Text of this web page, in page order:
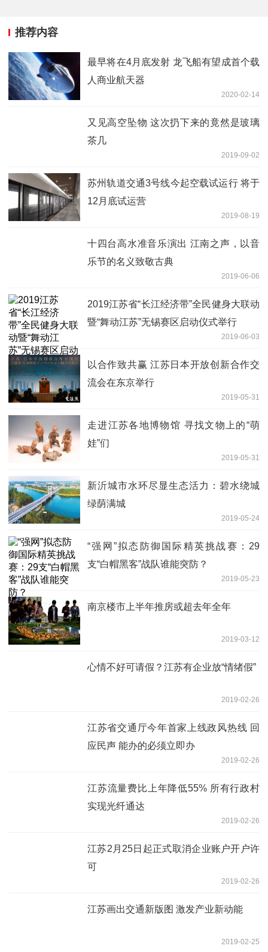
推荐内容
最早将在4月底发射 龙飞船有望成首个载
人商业航天器
2020-02-14
又见高空坠物 这次扔下来的竟然是玻璃
茶几
2019-09-02
苏州轨道交通3号线今起空载试运行 将于
12月底试运营
2019-08-19
十四台高水准音乐演出 江南之声，以音
乐节的名义致敬古典
2019-06-06
2019江苏省“长江经济带”全民健身大联动
暨“舞动江苏”无锡赛区启动仪式举行
2019-06-03
以合作致共赢 江苏日本开放创新合作交
流会在东京举行
2019-05-31
走进江苏各地博物馆 寻找文物上的“萌
娃”们
2019-05-31
新沂城市水环尽显生态活力：碧水绕城
绿荫满城
2019-05-24
“强网”拟态防御国际精英挑战赛：29
支“白帽黑客”战队谁能突防？
2019-05-23
南京楼市上半年推房或超去年全年
2019-03-12
心情不好可请假？江苏有企业放“情绪假”
2019-02-26
江苏省交通厅今年首家上线政风热线 回
应民声 能办的必须立即办
2019-02-26
江苏流量费比上年降低55% 所有行政村
实现光纤通达
2019-02-26
江苏2月25日起正式取消企业账户开户许
可
2019-02-26
江苏画出交通新版图 激发产业新动能
2019-02-25